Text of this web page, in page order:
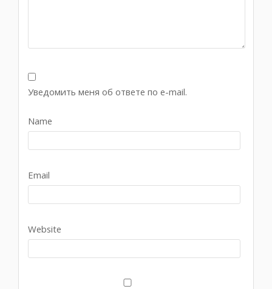
Уведомить меня об ответе по e-mail.
Name
Email
Website